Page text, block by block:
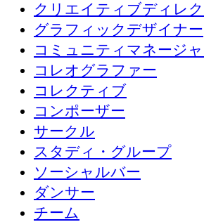
クリエイティブディレ
グラフィックデザイナー
コミュニティマネージ
コレオグラファー
コレクティブ
コンポーザー
サークル
スタディ・グループ
ソーシャルバー
ダンサー
チーム